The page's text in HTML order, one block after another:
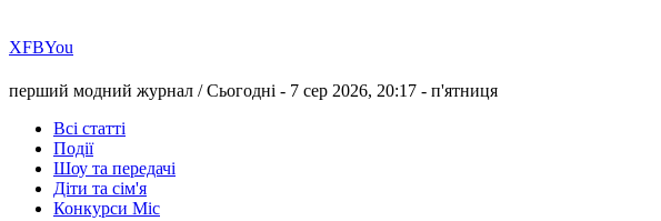
ХFBYou
перший модний журнал /Сьогодні - 7 сер 2026, 20:17 - п'ятниця
Всі статті
Події
Шоу та передачі
Діти та сім'я
Конкурси Міс